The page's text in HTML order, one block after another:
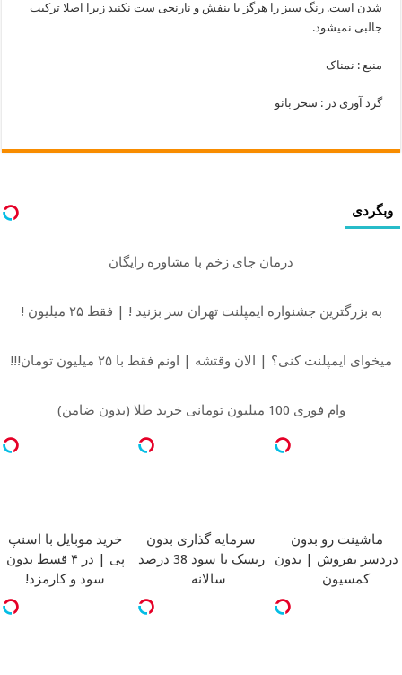
شدن است. رنگ سبز را هرگز با بنفش و نارنجی ست نکنید زیرا اصلا ترکیب
جالبی نمیشود.
منبع : نمناک
گرد آوری در : سحر بانو
وبگردی
درمان جای زخم با مشاوره رایگان
به بزرگترین جشنواره ایمپلنت تهران سر بزنید ! | فقط ۲۵ میلیون !
میخوای ایمپلنت کنی؟ | الان وقتشه | اونم فقط با ۲۵ میلیون تومان!!!
وام فوری 100 میلیون تومانی خرید طلا (بدون ضامن)
ماشینت رو بدون
دردسر بفروش | بدون
کمسیون
سرمایه گذاری بدون
ریسک با سود 38 درصد
سالانه
خرید موبایل با اسنپ
پی | در ۴ قسط بدون
سود و کارمزد!